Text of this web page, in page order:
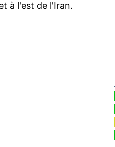
à l'est de l'Iran.